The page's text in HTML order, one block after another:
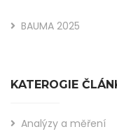
BAUMA 2025
KATEROGIE
Analýzy a měření